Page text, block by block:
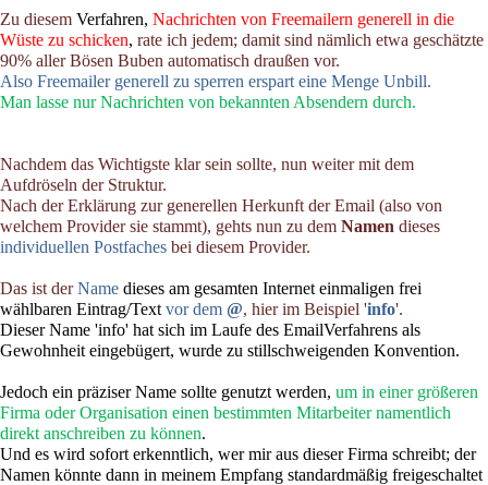
Zu diesem Verfahren, Nachrichten von Freemailern generell in die
Wüste zu schicken, rate ich jedem; damit sind nämlich etwa geschätzte
90% aller Bösen Buben automatisch draußen vor.
Also Freemailer generell zu sperren erspart eine Menge Unbill.
Man lasse nur Nachrichten von bekannten Absendern durch.
Nachdem das Wichtigste klar sein sollte, nun weiter mit dem
Aufdröseln der Struktur.
Nach der Erklärung zur generellen Herkunft der Email (also von
welchem Provider sie stammt), gehts nun zu dem Namen dieses
individuellen Postfaches bei diesem Provider.
Das ist derName dieses am gesamten Internet einmaligen frei
wählbaren Eintrag/Text vor dem @, hier im Beispiel 'info'.
Dieser Name 'info' hat sich im Laufe des EmailVerfahrens als
Gewohnheit eingebügert, wurde zu stillschweigenden Konvention.
Jedoch ein präziser Name sollte genutzt werden, um in einer größeren
Firma oder Organisation einen bestimmten Mitarbeiter namentlich
direkt anschreiben zu können.
Und es wird sofort erkenntlich, wer mir aus dieser Firma schreibt; der
Namen könnte dann in meinem Empfang standardmäßig freigeschaltet